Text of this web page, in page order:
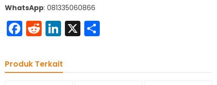
WhatsApp: 081335060866
Facebook
Reddit
LinkedIn
X
Produk Terkait